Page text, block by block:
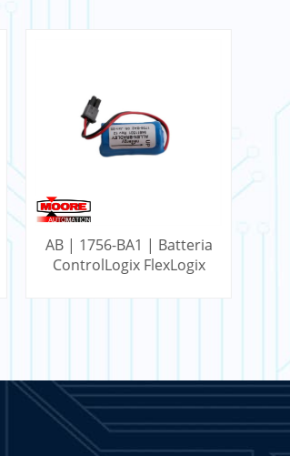
AB | 1756-BA1 | Batteria
ControlLogix FlexLogix
PER SAPERNE DI